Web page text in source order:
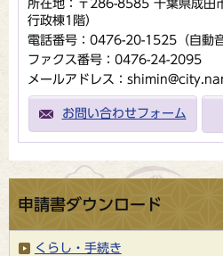
所在地：〒286-8585 千葉県成田
行政棟1階）
電話番号：0476-20-1525（自動音
ファクス番号：0476-24-2095
メールアドレス：
お問い合わせフォーム
申請書ダウンロード
くらし・手続き